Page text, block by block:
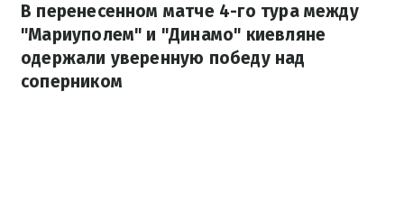
В перенесенном матче 4-го тура между
"Мариуполем" и "Динамо" киевляне
одержали уверенную победу над
соперником